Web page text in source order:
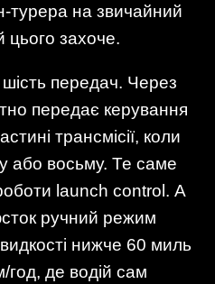
турера на звичайний
захоче.
передач. Через
передає керування
трансмісії, коли
або восьму. Те саме
launch control. А
ручний режим
нижче 60 миль
год, де водій сам